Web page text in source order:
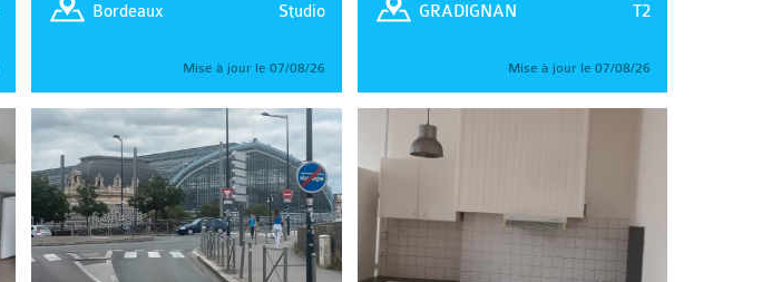
Studio
Bordeaux
Mise à jour le 07/08/26
T2
GRADIGNAN
Mise à jour le 07/08/26